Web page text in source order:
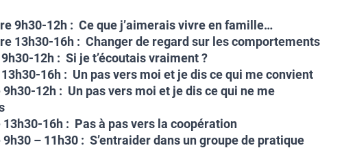
9h30-12h : Ce que j’aimerais vivre en famille…
13h30-16h : Changer de regard sur les comportements
12h : Si je t’écoutais vraiment ?
16h : Un pas vers moi et je dis ce qui me convient
9h30-12h : Un pas vers moi et je dis ce qui ne me
13h30-16h : Pas à pas vers la coopération
– 11h30 : S’entraider dans un groupe de pratique